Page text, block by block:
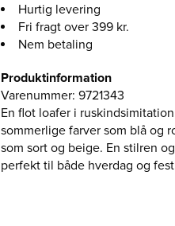
Hurtig levering
Fri fragt over 399 kr.
Nem betaling
Produktinformation
Varenummer: 9721343
En flot loafer i
sommerlige farver som blå og
som sort og beige. En stilren
perfekt til både hverdag og